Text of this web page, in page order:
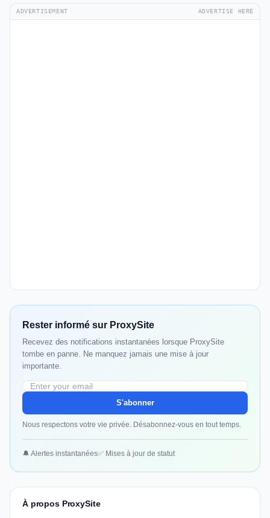
ADVERTISEMENT ADVERTISE HERE
Rester informé sur ProxySite
Recevez des notifications instantanées lorsque ProxySite
tombe en panne. Ne manquez jamais une mise à jour
importante.
S'abonner
Nous respectons votre vie privée. Désabonnez-vous en tout temps.
🔔 Alertes instantanées✅ Mises à jour de statut
À propos ProxySite